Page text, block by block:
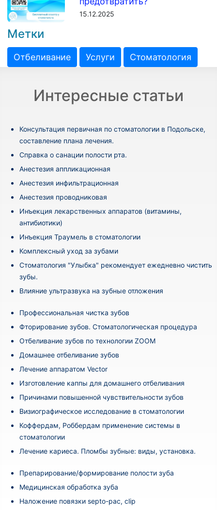
15.12.2025
Метки
Отбеливание Услуги Стоматология
Интересные статьи
Консультация первичная по стоматологии в Подольске,
составление плана лечения.
Cправка о санации полости рта.
Анестезия аппликационная
Анестезия инфильтрационная
Анестезия проводниковая
Инъекция лекарственных аппаратов (витамины,
антибиотики)
Инъекция Траумель в стоматологии
Комплексный уход за зубами
Стоматология "Улыбка" рекомендует ежедневно чистить
зубы.
Влияние ультразвука на зубные отложения
Профессиональная чистка зубов
Фторирование зубов. Стоматологическая процедура
Отбеливание зубов по технологии ZOOM
Домашнее отбеливание зубов
Лечение аппаратом Vector
Изготовление каппы для домашнего отбеливания
Причинами повышенной чувствительности зубов
Визиографическое исследование в стоматологии
Коффердам, Роббердам применение системы в
стоматологии
Лечение кариеса. Пломбы зубные: виды, установка.
Препарирование/формирование полости зуба
Медицинская обработка зуба
Наложение повязки septo-pac, clip